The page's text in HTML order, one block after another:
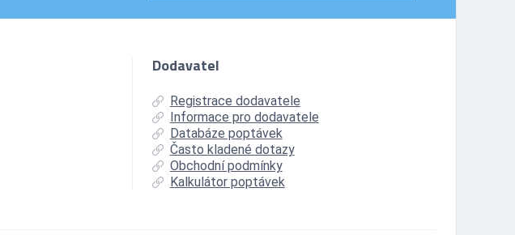
Dodavatel
Registrace dodavatele
Informace pro dodavatele
Databáze poptávek
Často kladené dotazy
Obchodní podmínky
Kalkulátor poptávek